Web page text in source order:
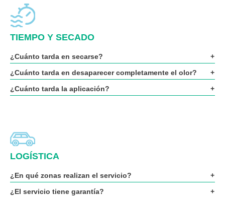
TIEMPO Y SECADO
¿Cuánto tarda en secarse?
¿Cuánto tarda en desaparecer completamente el olor?
¿Cuánto tarda la aplicación?
LOGÍSTICA
¿En qué zonas realizan el servicio?
¿El servicio tiene garantía?